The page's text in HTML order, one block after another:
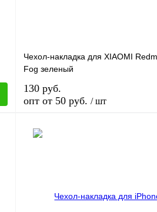
Чехол-накладка для XIAOMI
Fog зеленый
130 руб.
опт от 50 руб. / шт
В избранное